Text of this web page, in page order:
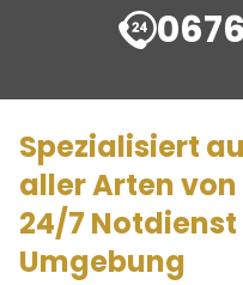
Spezialisiert
aller Arten
24/7
Umgebung